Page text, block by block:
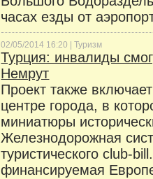
часах езды от
02/05/2014 16:20 |Туризм
Турция: инвалиды
Немрут
Проект также
центре города, в
миниатюры
Железнодорожная
туристического club-
финансируемая